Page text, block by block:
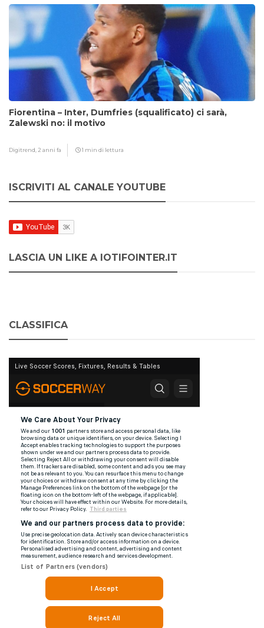
Fiorentina – Inter, Dumfries (squalificato) ci sarà,
Zalewski no: il motivo
Digitrend, 2 anni fa 1 min di lettura
ISCRIVITI AL CANALE YOUTUBE
LASCIA UN LIKE A IOTIFOINTER.IT
CLASSIFICA